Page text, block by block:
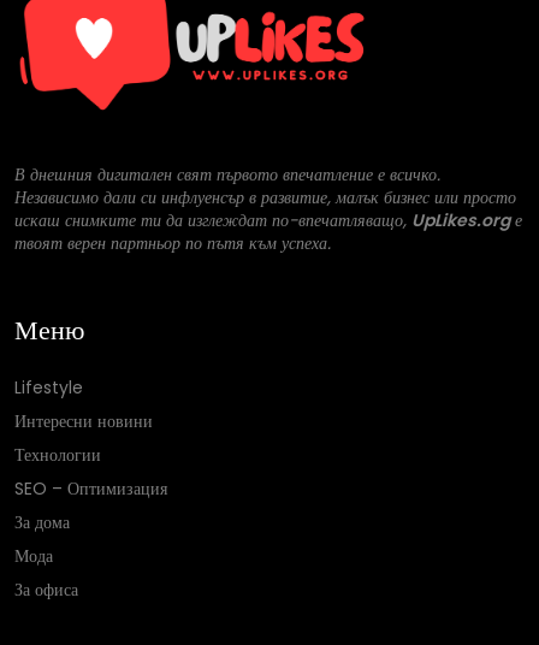
В днешния дигитален свят първото впечатление е всичко.
Независимо дали си инфлуенсър в развитие, малък бизнес или просто
искаш снимките ти да изглеждат по-впечатляващо, UpLikes.orgе
твоят верен партньор по пътя към успеха.
Меню
Lifestyle
Интересни новини
Технологии
SEO – Оптимизация
За дома
Мода
За офиса